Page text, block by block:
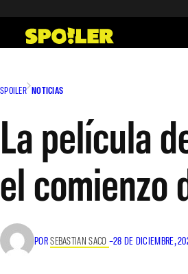
contenido
SPOILER NOTICIAS
La película
el comienzo
PORSEBASTIAN SACO –28 DE DICIEMBRE,